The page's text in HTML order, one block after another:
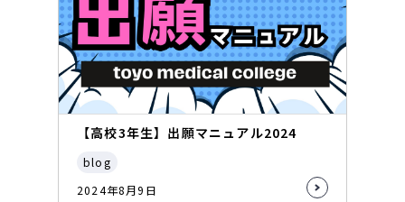
【高校3年生】出願マニュアル2024
blog
2024年8月9日